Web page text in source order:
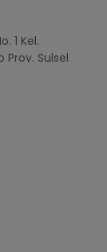
1 Kel.
Sulsel